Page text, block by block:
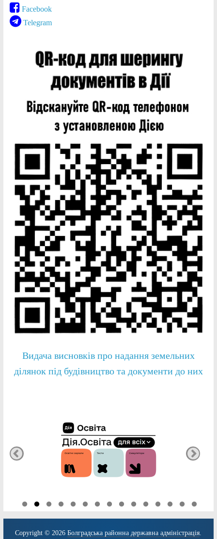
Facebook
Telegram
Видача висновків про надання земельних
ділянок під будівництво та документи до них
Copyright © 2026Болградська районна державна адміністрація.